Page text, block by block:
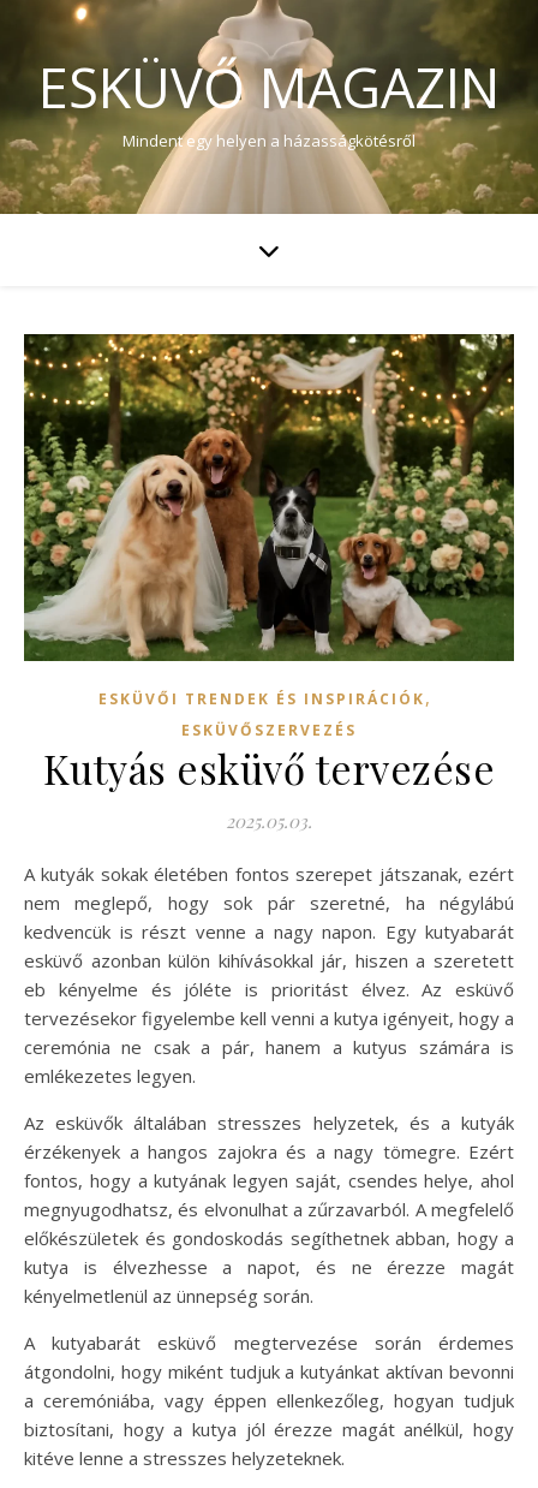
ESKÜVŐ MAGAZIN
Mindent egy helyen a házasságkötésről
ESKÜVŐI TRENDEK ÉS INSPIRÁCIÓK,
ESKÜVŐSZERVEZÉS
Kutyás esküvő tervezése
2025.05.03.
A kutyák sokak életében fontos szerepet játszanak, ezért
nem meglepő, hogy sok pár szeretné, ha négylábú
kedvencük is részt venne a nagy napon. Egy kutyabarát
esküvő azonban külön kihívásokkal jár, hiszen a szeretett
eb kényelme és jóléte is prioritást élvez. Az esküvő
tervezésekor figyelembe kell venni a kutya igényeit, hogy a
ceremónia ne csak a pár, hanem a kutyus számára is
emlékezetes legyen.
Az esküvők általában stresszes helyzetek, és a kutyák
érzékenyek a hangos zajokra és a nagy tömegre. Ezért
fontos, hogy a kutyának legyen saját, csendes helye, ahol
megnyugodhatsz, és elvonulhat a zűrzavarból. A megfelelő
előkészületek és gondoskodás segíthetnek abban, hogy a
kutya is élvezhesse a napot, és ne érezze magát
kényelmetlenül az ünnepség során.
A kutyabarát esküvő megtervezése során érdemes
átgondolni, hogy miként tudjuk a kutyánkat aktívan bevonni
a ceremóniába, vagy éppen ellenkezőleg, hogyan tudjuk
biztosítani, hogy a kutya jól érezze magát anélkül, hogy
kitéve lenne a stresszes helyzeteknek.